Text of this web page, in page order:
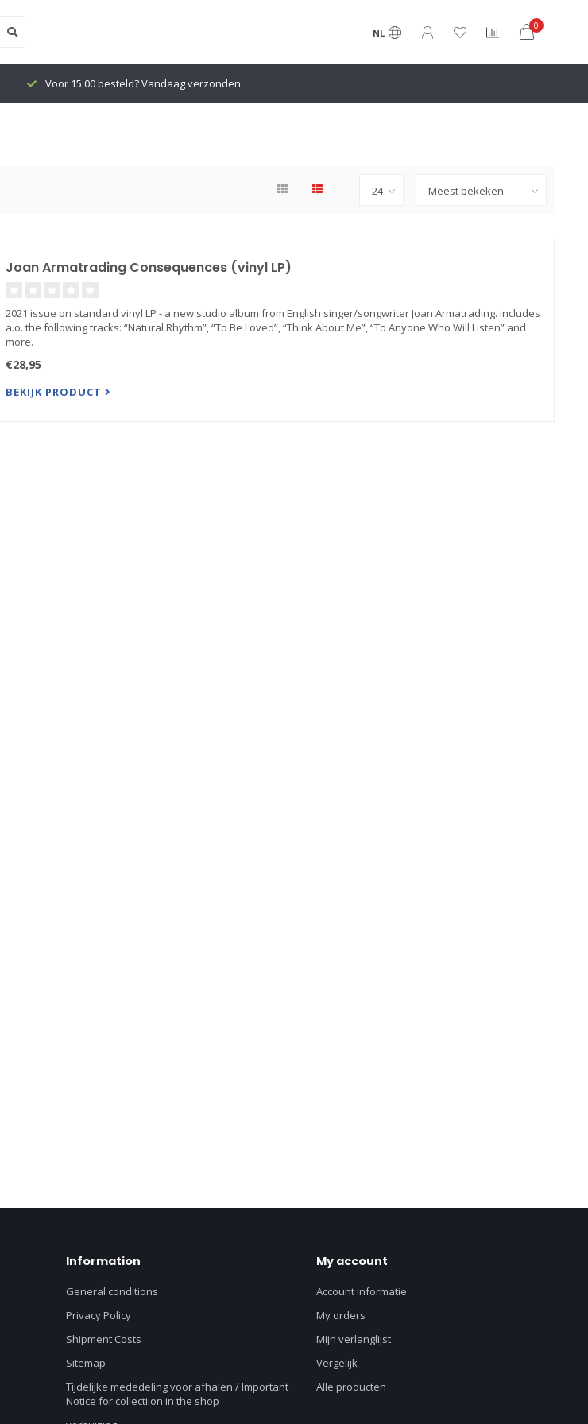
NL
0
Voor 15.00 besteld? Vandaag verzonden
Joan Armatrading Consequences (vinyl LP)
2021 issue on standard vinyl LP - a new studio album from English singer/songwriter Joan Armatrading. includes
a.o. the following tracks: “Natural Rhythm”, “To Be Loved”, “Think About Me”, “To Anyone Who Will Listen” and
more.
€28,95
BEKIJK PRODUCT
Information
General conditions
Privacy Policy
Shipment Costs
Sitemap
Tijdelijke mededeling voor afhalen / Important
Notice for collectiion in the shop
My account
Account informatie
My orders
Mijn verlanglijst
Vergelijk
Alle producten